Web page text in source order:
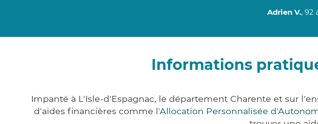
Adrien V., 92
Informations
Impanté à L'Isle-d'Espagnac, le département Charente et sur
d'aides financières comme l'Allocation Personnalisée